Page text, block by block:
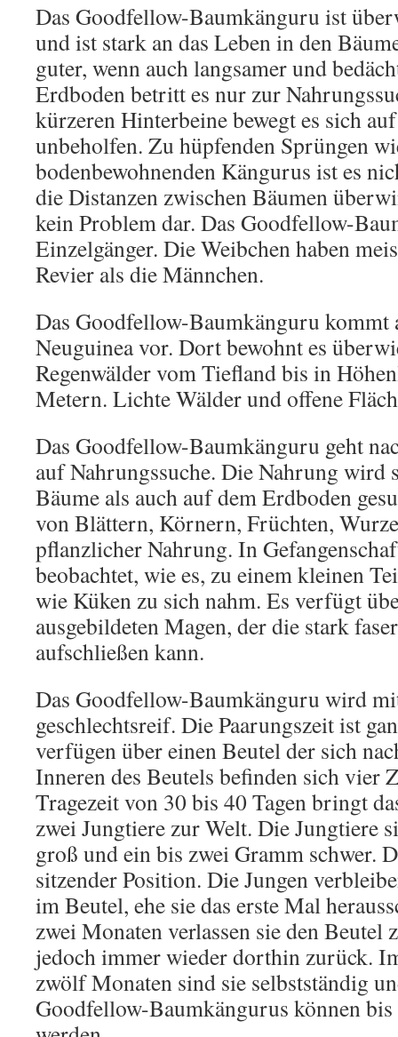
Das Goodfellow-Baumkänguru ist
und ist stark an das Leben in den
guter, wenn auch langsamer und
Erdboden betritt es nur zur
kürzeren Hinterbeine bewegt es sich
unbeholfen. Zu hüpfenden Sprüngen
bodenbewohnenden Kängurus ist es
die Distanzen zwischen Bäumen
kein Problem dar. Das Goodfellow-
Einzelgänger. Die Weibchen haben
Revier als die Männchen.
Das Goodfellow-Baumkänguru kommt
Neuguinea vor. Dort bewohnt es
Regenwälder vom Tiefland bis in
Metern. Lichte Wälder und offene
Das Goodfellow-Baumkänguru geht
auf Nahrungssuche. Die Nahrung wird
Bäume als auch auf dem Erdboden
von Blättern, Körnern, Früchten,
pflanzlicher Nahrung. In
beobachtet, wie es, zu einem kleinen
wie Küken zu sich nahm. Es verfügt
ausgebildeten Magen, der die stark
aufschließen kann.
Das Goodfellow-Baumkänguru wird
geschlechtsreif. Die Paarungszeit ist
verfügen über einen Beutel der sich
Inneren des Beutels befinden sich vier
Tragezeit von 30 bis 40 Tagen bringt
zwei Jungtiere zur Welt. Die Jungtiere
groß und ein bis zwei Gramm schwer.
sitzender Position. Die Jungen
im Beutel, ehe sie das erste Mal
zwei Monaten verlassen sie den Beutel
jedoch immer wieder dorthin zurück.
zwölf Monaten sind sie selbstständig
Goodfellow-Baumkängurus können bis